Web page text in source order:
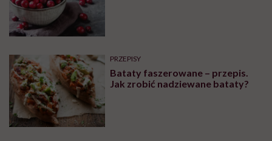
PRZEPISY
Bataty faszerowane – przepis.
Jak zrobić nadziewane bataty?